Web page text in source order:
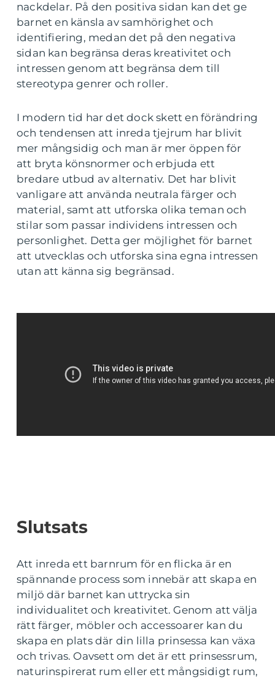
nackdelar. På den positiva sidan kan det ge
barnet en känsla av samhörighet och
identifiering, medan det på den negativa
sidan kan begränsa deras kreativitet och
intressen genom att begränsa dem till
stereotypa genrer och roller.
I modern tid har det dock skett en förändring
och tendensen att inreda tjejrum har blivit
mer mångsidig och man är mer öppen för
att bryta könsnormer och erbjuda ett
bredare utbud av alternativ. Det har blivit
vanligare att använda neutrala färger och
material, samt att utforska olika teman och
stilar som passar individens intressen och
personlighet. Detta ger möjlighet för barnet
att utvecklas och utforska sina egna intressen
utan att känna sig begränsad.
Slutsats
Att inreda ett barnrum för en flicka är en
spännande process som innebär att skapa en
miljö där barnet kan uttrycka sin
individualitet och kreativitet. Genom att välja
rätt färger, möbler och accessoarer kan du
skapa en plats där din lilla prinsessa kan växa
och trivas. Oavsett om det är ett prinsessrum,
naturinspirerat rum eller ett mångsidigt rum,